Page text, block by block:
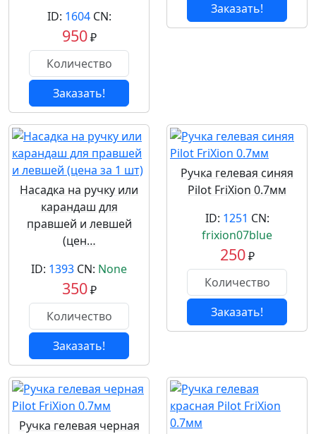
ID: 1604CN:
950₽
Заказать!
Заказать!
Насадка на ручку или
карандаш для
правшей и левшей
(цен…
ID: 1393 CN: None
350₽
Заказать!
Ручка гелевая синяя
Pilot FriXion 0.7мм
ID: 1251 CN:
frixion07blue
250₽
Заказать!
Ручка гелевая черная